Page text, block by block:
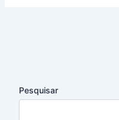
Pesquisar